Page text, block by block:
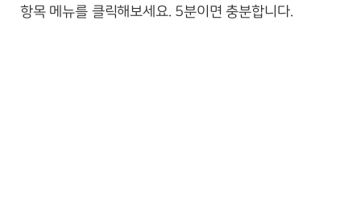
항목 메뉴를 클릭해보세요. 5분이면 충분합니다.